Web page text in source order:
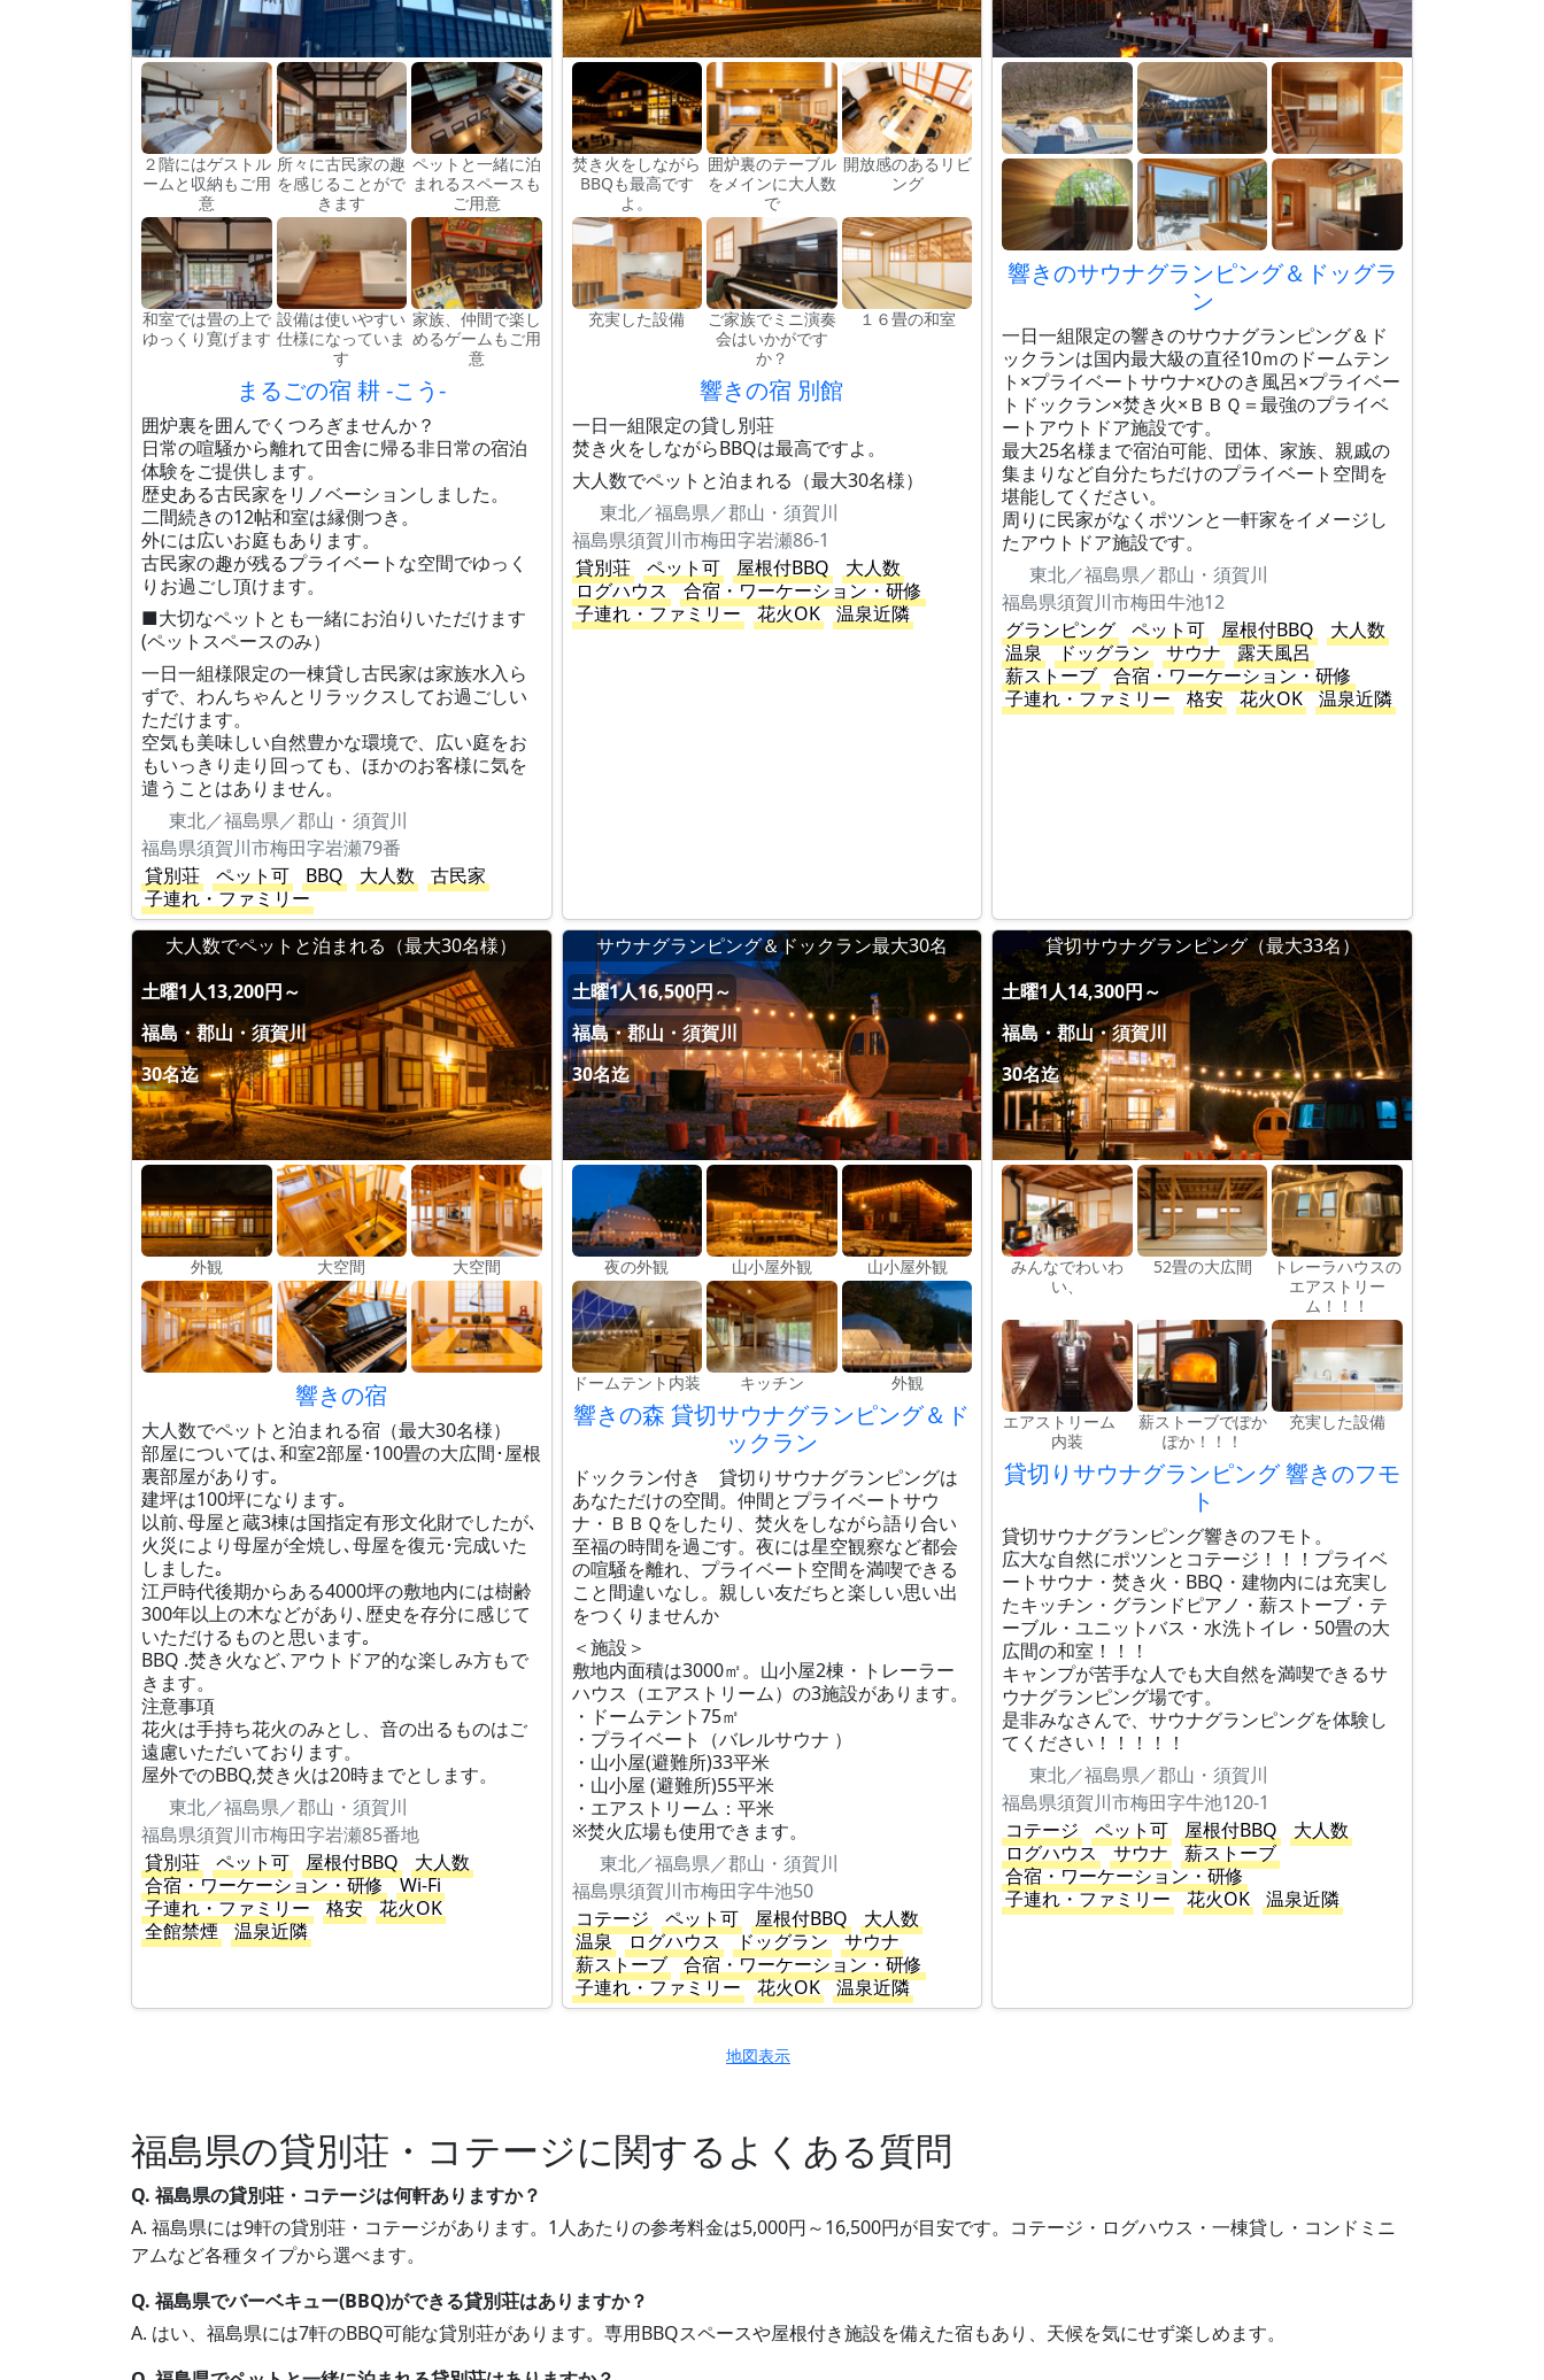
２階にはゲストル
ームと収納もご用
意
所々に古民家の趣
を感じることがで
きます
ペットと一緒に泊
まれるスペースも
ご用意
和室では畳の上で
ゆっくり寛げます
設備は使いやすい
仕様になっていま
す
家族、仲間で楽し
めるゲームもご用
意
まるごの宿 耕 -こう-
囲炉裏を囲んでくつろぎませんか？
日常の喧騒から離れて田舎に帰る非日常の宿泊
体験をご提供します。
歴史ある古民家をリノベーションしました。
二間続きの12帖和室は縁側つき。
外には広いお庭もあります。
古民家の趣が残るプライベートな空間でゆっく
りお過ごし頂けます。
■大切なペットとも一緒にお泊りいただけます
(ペットスペースのみ）
一日一組様限定の一棟貸し古民家は家族水入ら
ずで、わんちゃんとリラックスしてお過ごしい
ただけます。
空気も美味しい自然豊かな環境で、広い庭をお
もいっきり走り回っても、ほかのお客様に気を
遣うことはありません。
東北／福島県／郡山・須賀川
福島県須賀川市梅田字岩瀬79番
貸別荘
ペット可 BBQ 大人数
古民家
子連れ・ファミリー
焚き火をしながら
BBQも最高です
よ。
囲炉裏のテーブル
をメインに大人数
で
開放感のあるリビ
ング
充実した設備
ご家族でミニ演奏
会はいかがです
か？
１６畳の和室
響きの宿 別館
一日一組限定の貸し別荘
焚き火をしながらBBQは最高ですよ。
大人数でペットと泊まれる（最大30名様）
東北／福島県／郡山・須賀川
福島県須賀川市梅田字岩瀬86-1
貸別荘
ペット可 屋根付BBQ
大人数
ログハウス
合宿・ワーケーション・研修
子連れ・ファミリー
花火OK 温泉近隣
響きのサウナグランピング＆ドッグラ
ン
一日一組限定の響きのサウナグランピング＆ド
ックランは国内最大級の直径10ｍのドームテン
ト×プライベートサウナ×ひのき風呂×プライベー
トドックラン×焚き火×ＢＢＱ＝最強のプライベ
ートアウトドア施設です。
最大25名様まで宿泊可能、団体、家族、親戚の
集まりなど自分たちだけのプライベート空間を
堪能してください。
周りに民家がなくポツンと一軒家をイメージし
たアウトドア施設です。
東北／福島県／郡山・須賀川
福島県須賀川市梅田牛池12
グランピング
ペット可 屋根付BBQ
大人数
温泉
ドッグラン サウナ
露天風呂
薪ストーブ
合宿・ワーケーション・研修
子連れ・ファミリー
格安 花火OK 温泉近隣
大人数でペットと泊まれる（最大30名様）
土曜1人13,200円～
福島・郡山・須賀川
30名迄
外観 大空間 大空間
響きの宿
大人数でペットと泊まれる宿（最大30名様）
部屋については､和室2部屋･100畳の大広間･屋根
裏部屋がありす｡
建坪は100坪になります｡
以前､母屋と蔵3棟は国指定有形文化財でしたが､
火災により母屋が全焼し､母屋を復元･完成いた
しました｡
江戸時代後期からある4000坪の敷地内には樹齢
300年以上の木などがあり､歴史を存分に感じて
いただけるものと思います｡
BBQ .焚き火など､アウトドア的な楽しみ方もで
きます。
注意事項
花火は手持ち花火のみとし、音の出るものはご
遠慮いただいております。
屋外でのBBQ,焚き火は20時までとします。
東北／福島県／郡山・須賀川
福島県須賀川市梅田字岩瀬85番地
貸別荘
ペット可 屋根付BBQ
大人数
合宿・ワーケーション・研修
Wi-Fi
子連れ・ファミリー
格安
花火OK
全館禁煙
温泉近隣
サウナグランピング＆ドックラン最大30名
土曜1人16,500円～
福島・郡山・須賀川
30名迄
夜の外観 山小屋外観 山小屋外観
ドームテント内装 キッチン 外観
響きの森 貸切サウナグランピング＆ド
ックラン
ドックラン付き 貸切りサウナグランピングは
あなただけの空間。仲間とプライベートサウ
ナ・ＢＢＱをしたり、焚火をしながら語り合い
至福の時間を過ごす。夜には星空観察など都会
の喧騒を離れ、プライベート空間を満喫できる
こと間違いなし。親しい友だちと楽しい思い出
をつくりませんか
＜施設＞
敷地内面積は3000㎡。山小屋2棟・トレーラー
ハウス（エアストリーム）の3施設があります。
・ドームテント75㎡
・プライベート（バレルサウナ ）
・山小屋(避難所)33平米
・山小屋 (避難所)55平米
・エアストリーム：平米
※焚火広場も使用できます。
東北／福島県／郡山・須賀川
福島県須賀川市梅田字牛池50
コテージ
ペット可 屋根付BBQ
大人数
温泉
ログハウス ドッグラン
サウナ
薪ストーブ
合宿・ワーケーション・研修
子連れ・ファミリー
花火OK 温泉近隣
貸切サウナグランピング（最大33名）
土曜1人14,300円～
福島・郡山・須賀川
30名迄
みんなでわいわ
い、
52畳の大広間
トレーラハウスの
エアストリー
ム！！！
エアストリーム
内装
薪ストーブでぽか
ぽか！！！
充実した設備
貸切りサウナグランピング 響きのフモ
ト
貸切サウナグランピング響きのフモト。
広大な自然にポツンとコテージ！！！プライベ
ートサウナ・焚き火・BBQ・建物内には充実し
たキッチン・グランドピアノ・薪ストーブ・テ
ーブル・ユニットバス・水洗トイレ・50畳の大
広間の和室！！！
キャンプが苦手な人でも大自然を満喫できるサ
ウナグランピング場です。
是非みなさんで、サウナグランピングを体験し
てください！！！！！
東北／福島県／郡山・須賀川
福島県須賀川市梅田字牛池120-1
コテージ
ペット可 屋根付BBQ
大人数
ログハウス
サウナ
薪ストーブ
合宿・ワーケーション・研修
子連れ・ファミリー
花火OK 温泉近隣
地図表示
福島県の貸別荘・コテージに関するよくある質問
Q. 福島県の貸別荘・コテージは何軒ありますか？
A. 福島県には9軒の貸別荘・コテージがあります。1人あたりの参考料金は5,000円～16,500円が目安です。コテージ・ログハウス・一棟貸し・コンドミニ
アムなど各種タイプから選べます。
Q. 福島県でバーベキュー(BBQ)ができる貸別荘はありますか？
A. はい、福島県には7軒のBBQ可能な貸別荘があります。専用BBQスペースや屋根付き施設を備えた宿もあり、天候を気にせず楽しめます。